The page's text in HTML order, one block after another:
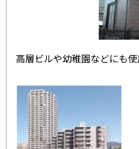
高層ビルや幼稚園などにも使